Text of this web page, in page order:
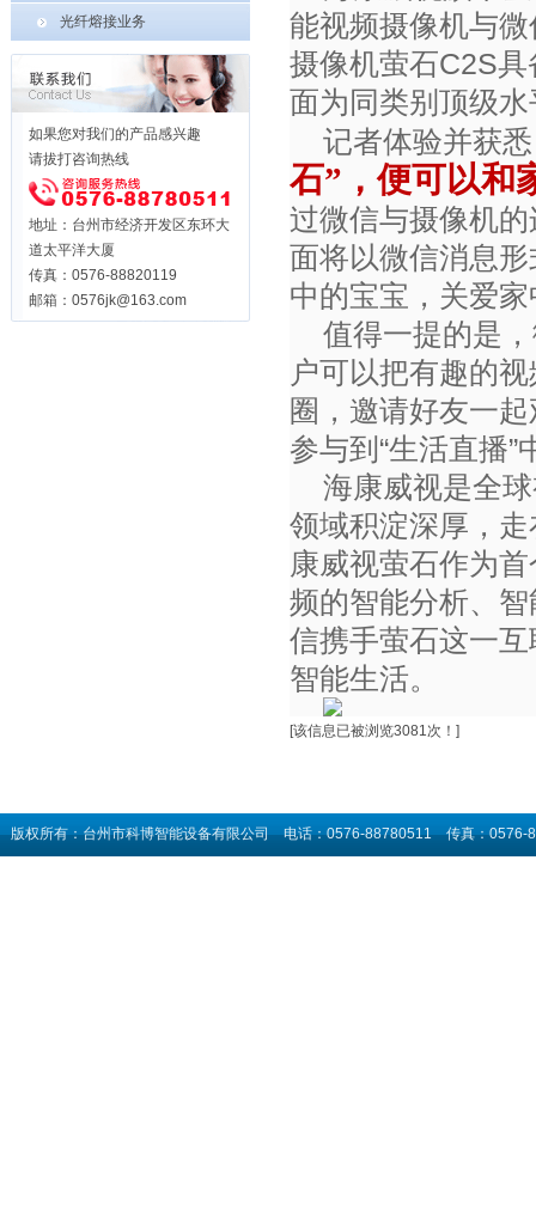
光纤熔接业务
如果您对我们的产品感兴趣
请拔打咨询热线
地址：台州市经济开发区东环大
道太平洋大厦
传真：0576-88820119
邮箱：0576jk@163.com
能视频摄像机与
摄像机萤石C2S
面为同类别顶级水
记者体验并获
石”，便可以和
过微信与摄像机
面将以微信消息
中的宝宝，关爱
值得一提的是
户可以把有趣的
圈，邀请好友一
参与到“生活直播”
海康威视是全
领域积淀深厚，
康威视萤石作为
频的智能分析、
信携手萤石这一
智能生活。
[该信息已被浏览3081次！]
版权所有：台州市科博智能设备有限公司 电话：0576-88780511 传真：